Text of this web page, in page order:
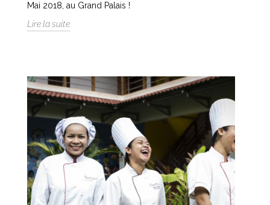
Mai 2018, au Grand Palais !
Lire la suite